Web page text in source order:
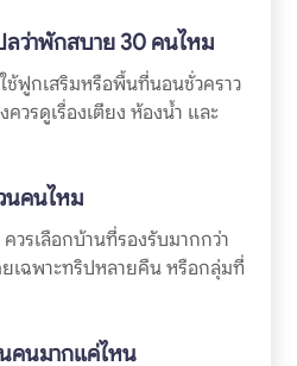
ว่าพักสบาย 30 คนไหม
ช้ฟูกเสริมหรือพื้นที่นอนชั่วคราว
วรดูเรื่องเตียง ห้องน้ำ และ
นคนไหม
วรเลือกบ้านที่รองรับมากกว่า
เฉพาะทริปหลายคืน หรือกลุ่มที่
คนมากแค่ไหน